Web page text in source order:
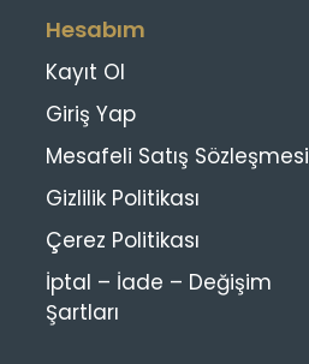
Hesabım
Kayıt Ol
Giriş Yap
Mesafeli Satış Sözleşmesi
Gizlilik Politikası
Çerez Politikası
İptal – İade – Değişim
Şartları